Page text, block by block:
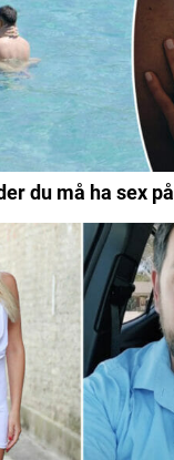
du må ha sex på